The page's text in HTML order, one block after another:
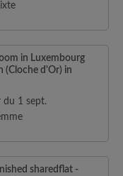
in Luxembourg
(Cloche d'Or) in
du 1 sept.
sharedflat -